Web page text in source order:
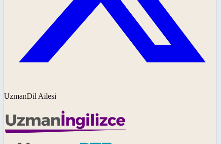
UzmanDil Ailesi